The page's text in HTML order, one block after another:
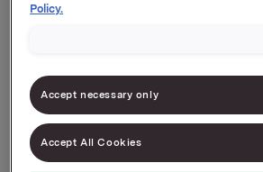
feldolgozásának
A személyes adatokat a vonatkozó
törvényeknek és rendeleteknek
Policy.
Accept necessary only
Accept All Cookies